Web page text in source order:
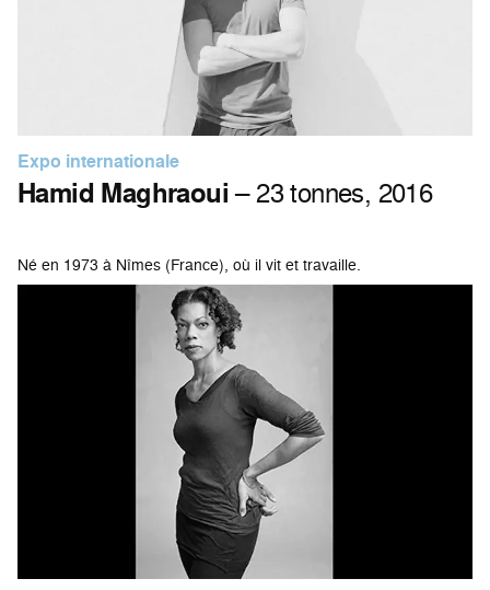
Expo internationale
Hamid Maghraoui– 23 tonnes, 2016
Né en 1973 à Nîmes (France), où il vit et travaille.